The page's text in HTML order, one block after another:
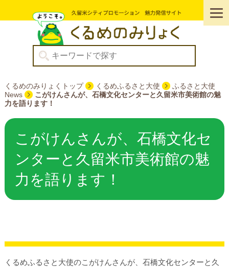
くるめのみりょくトップ くるめふるさと大使
ふるさと大使
News
こがけんさんが、石橋文化センターと久留米市美術館の魅
力を語ります！
こがけんさんが、石橋文化セ
ンターと久留米市美術館の魅
力を語ります！
くるめふるさと大使のこがけんさんが、石橋文化センターと久